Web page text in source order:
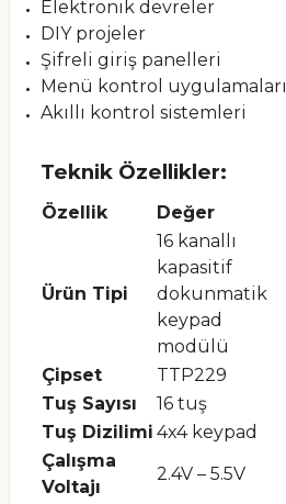
Elektronik devreler
DIY projeler
Şifreli giriş panelleri
Menü kontrol uygulamaları
Akıllı kontrol sistemleri
Teknik Özellikler:
Özellik Değer
Ürün Tipi
16 kanallı
kapasitif
dokunmatik
keypad
modülü
Çipset
TTP229
Tuş Sayısı
16 tuş
Tuş Dizilimi 4x4 keypad
Çalışma
Voltajı
2.4V – 5.5V